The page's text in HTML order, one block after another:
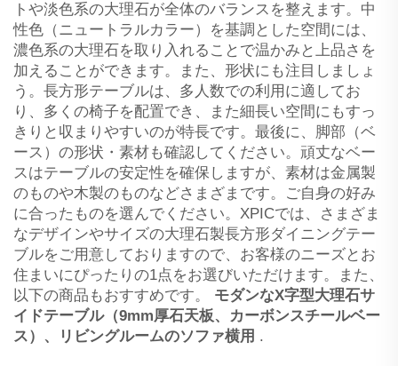
トや淡色系の大理石が全体のバランスを整えます。中
性色（ニュートラルカラー）を基調とした空間には、
濃色系の大理石を取り入れることで温かみと上品さを
加えることができます。また、形状にも注目しましょ
う。長方形テーブルは、多人数での利用に適してお
り、多くの椅子を配置でき、また細長い空間にもすっ
きりと収まりやすいのが特長です。最後に、脚部（ベ
ース）の形状・素材も確認してください。頑丈なベー
スはテーブルの安定性を確保しますが、素材は金属製
のものや木製のものなどさまざまです。ご自身の好み
に合ったものを選んでください。XPICでは、さまざま
なデザインやサイズの大理石製長方形ダイニングテー
ブルをご用意しておりますので、お客様のニーズとお
住まいにぴったりの1点をお選びいただけます。また、
以下の商品もおすすめです。 モダンなX字型大理石サ
イドテーブル（9mm厚石天板、カーボンスチールベー
ス）、リビングルームのソファ横用 .